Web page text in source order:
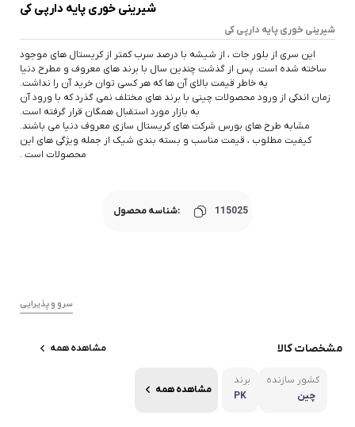
شیرینی خوری پایه دارپی کی
شیرینی خوری پایه دارپی کی
این سری از بلور جات ، از شیشه با درصد سرب کمتر از کریستال های موجود
ساخته شده است. پس از گذشت چندین سال با برند های معروف و مطرح دنیا
به خاطر قیمت بالای آن ها که هر کسی توان خرید آن را نداشت.
زمان اندکی از ورود محصولات چینی با برند های مختلف نمی گذرد که با ورود آن
به بازار مورد استقبال همگان قرار گرفته است.
مشابه طرح های بورس شرکت های کریستال سازی معروف دنیا می باشند.
کیفیت مطلوب ، قیمت مناسب و بسته بندی شیک از جمله ویژگی های این
محصولات است .
شناسه محصول: 115025
سرو و پذیرایی
مشخصات کالا مشاهده همه
کشور سازنده
چین
برند
PK
مشاهده همه